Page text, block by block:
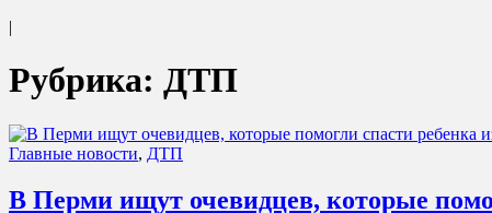
|
Рубрика: ДТП
Главные новости, ДТП
В Перми ищут очевидцев, которые